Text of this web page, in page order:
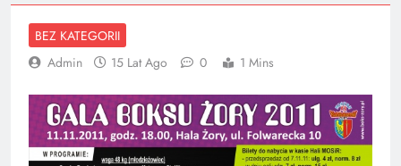
BEZ KATEGORII
Admin
15 Lat Ago 0 1 Mins